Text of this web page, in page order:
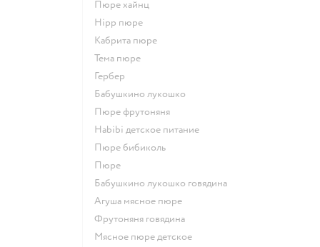
пюре хайнц
hipp пюре
кабрита пюре
тема пюре
гербер
бабушкино лукошко
пюре фрутоняня
habibi детское питание
пюре бибиколь
пюре
бабушкино лукошко говядина
агуша мясное пюре
фрутоняня говядина
мясное пюре детское